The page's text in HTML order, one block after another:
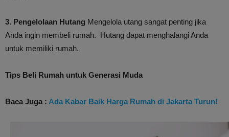
3. Pengelolaan Hutang Mengelola utang sangat penting jika
Anda ingin membeli rumah. Hutang dapat menghalangi Anda
untuk memiliki rumah.
Tips Beli Rumah untuk Generasi Muda
Baca Juga : Ada Kabar Baik Harga Rumah di Jakarta Turun!